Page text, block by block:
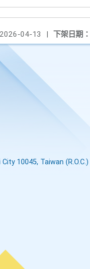
下架日期：
2026-04-13 |
10045, Taiwan (R.O.C.)